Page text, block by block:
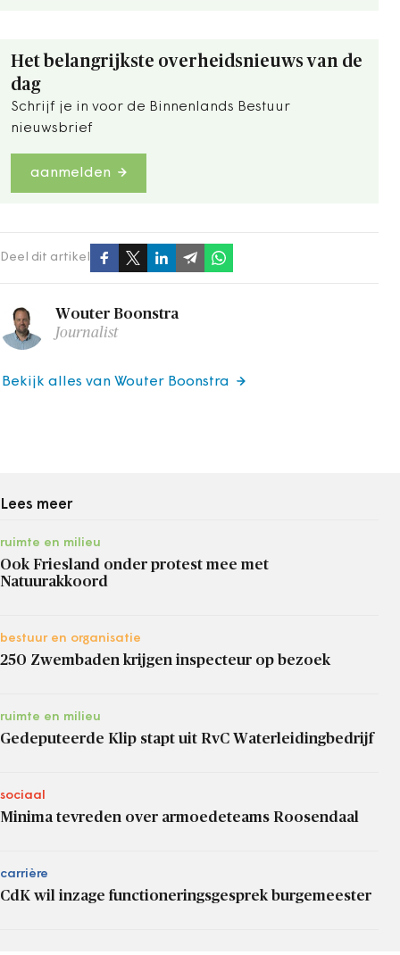
Het belangrijkste overheidsnieuws van de
dag
Schrijf je in voor de Binnenlands Bestuur
nieuwsbrief
aanmelden
Deel dit artikel
Wouter Boonstra
Journalist
Bekijk alles van Wouter Boonstra
Lees meer
ruimte en milieu
Ook Friesland onder protest mee met
Natuurakkoord
bestuur en organisatie
250 Zwembaden krijgen inspecteur op bezoek
ruimte en milieu
Gedeputeerde Klip stapt uit RvC Waterleidingbedrijf
sociaal
Minima tevreden over armoedeteams Roosendaal
carrière
CdK wil inzage functioneringsgesprek burgemeester